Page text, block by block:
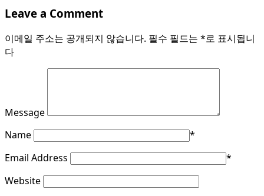
Leave a Comment
이메일 주소는 공개되지 않습니다. 필수 필드는 *로 표시됩니
다
Message
Name
*
Email Address
*
Website